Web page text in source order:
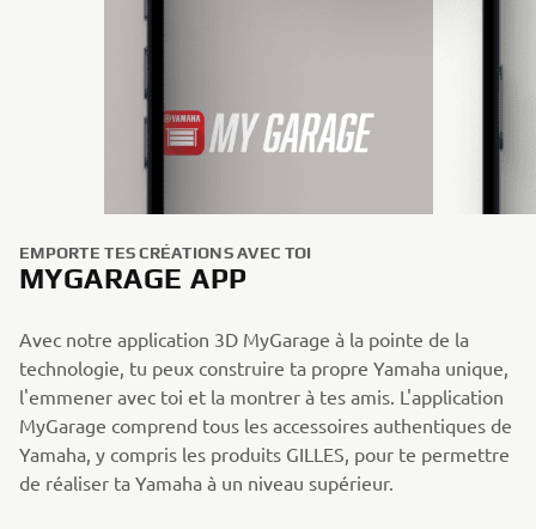
EMPORTE TES CRÉATIONS AVEC TOI
MYGARAGE APP
Avec notre application 3D MyGarage à la pointe de la
technologie, tu peux construire ta propre Yamaha unique,
l'emmener avec toi et la montrer à tes amis. L'application
MyGarage comprend tous les accessoires authentiques de
Yamaha, y compris les produits GILLES, pour te permettre
de réaliser ta Yamaha à un niveau supérieur.